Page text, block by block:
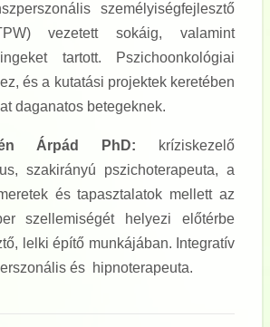
személyiségfejlesztő
vezetett sokáig, valamint
tartott. Pszichoonkológiai
és a kutatási projektek keretében
daganatos betegeknek.
Árpád PhD:
kríziskezelő
szakirányú pszichoterapeuta, a
és tapasztalatok mellett az
szellemiségét helyezi előtérbe
lelki építő munkájában. Integratív
és hipnoterapeuta.